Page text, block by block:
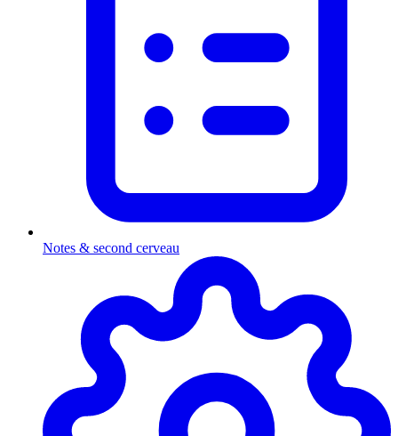
Notes & second cerveau